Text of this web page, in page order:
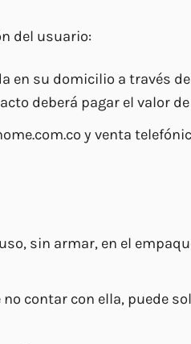
del usuario:
en su domicilio a través
deberá pagar el valor
y venta
sin armar, en el
contar con ella, puede